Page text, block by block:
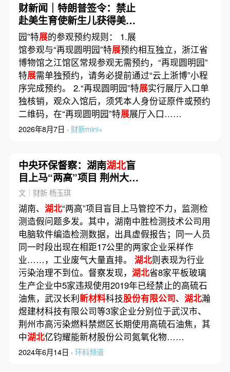
财新闻｜特朗普签令：禁止
赴美生育使新生儿获得美国
公民身份的“生育旅游”
园”特展的参观预约规则： 1.展
馆参观与“再现圆明园”特展预约相互独立，浙江省
博物馆之江馆区常规参观无需预约，“再现圆明园”
特展需单独预约，请务必提前通过“云上浙博”小程
序完成预约。 2.“再现圆明园”特展实行展厅入口单
独核销，观众入馆后，须凭本人身份证原件或预约
二维码，在“再现圆明园”特展展厅入口……
2026年8月7日 · 财新mini+
中央环保督察：湖南湖北盲
目上马“两高”项目 荆州大气
污染反弹严重
文｜财新 杨玉琪
湖南、 湖北“两高”项目盲目上马管控不力，监测检
测造假问题多发。其中，湖南中胜检测技术公司用
电脑软件编造检测数据，出具虚假报告；同一人员
同一时段出现在相距17公里的两家企业采样作
业……，工业废气大量直排。 湖北则表现为行业
污染治理不到位。督察发现， 湖北省8家平板玻璃
生产企业中5家违规使用2019年已经禁止的高硫石
油焦，武汉长利新材料科技股份有限公司、 湖北瀚
煜建材科技有限公司等3家企业分别位于武汉市、
荆州市高污染燃料禁燃区长期使用高硫石油焦，其
中湖北亿钧耀能新材股份公司氮氧化物……
2024年6月14日 · 环科频道